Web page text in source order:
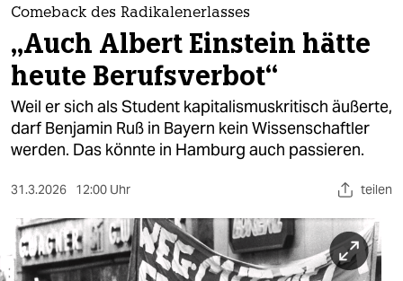
themen
politik
öko
gesellschaft
sport
berlin
Comeback des Radikalenerlasses
„Auch Albert Einstein hätte
heute Berufsverbot“
Weil er sich als Student kapitalismuskritisch äußerte,
darf Benjamin Ruß in Bayern kein Wissenschaftler
werden. Das könnte in Hamburg auch passieren.
31.3.2026 12:00 Uhr teilen